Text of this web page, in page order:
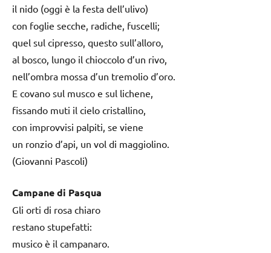
il nido (oggi è la festa dell’ulivo)
con foglie secche, radiche, fuscelli;
quel sul cipresso, questo sull’alloro,
al bosco, lungo il chioccolo d’un rivo,
nell’ombra mossa d’un tremolio d’oro.
E covano sul musco e sul lichene,
fissando muti il cielo cristallino,
con improvvisi palpiti, se viene
un ronzio d’api, un vol di maggiolino.
(Giovanni Pascoli)
Campane di Pasqua
Gli orti di rosa chiaro
restano stupefatti:
musico è il campanaro.